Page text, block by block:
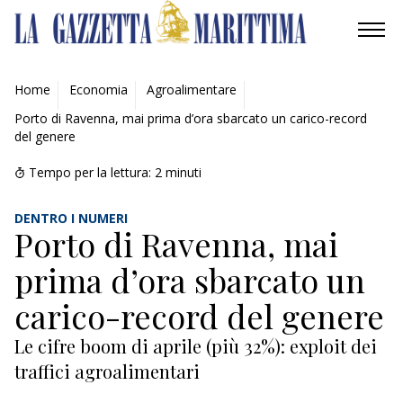
AMBIENTE
MOBILITÀ
INDUSTRIA
RICERCA
ECONOMIA
TURISMO
CULTURA
Home Economia
Agroalimentare
Porto di Ravenna, mai prima d’ora sbarcato un carico-record
del genere
Tempo per la lettura: 2 minuti
DENTRO I NUMERI
Porto di Ravenna, mai
prima d’ora sbarcato un
carico-record del genere
Le cifre boom di aprile (più 32%): exploit dei
traffici agroalimentari